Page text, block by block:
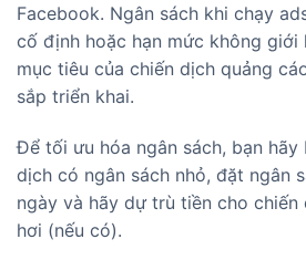
Facebook. Ngân sách khi chạy
cố định hoặc hạn mức không giới
mục tiêu của chiến dịch quảng
sắp triển khai.
Để tối ưu hóa ngân sách, bạn
dịch có ngân sách nhỏ, đặt ngân
ngày và hãy dự trù tiền cho chiến
hơi (nếu có).